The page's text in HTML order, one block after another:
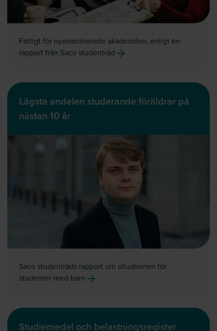
Fattigt för nyexaminerade akademiker, enligt en
rapport från Saco studentråd
Lägsta andelen studerande föräldrar på
nästan 10 år
Saco studentråds rapport om situationen för
studenter med barn
Studiemedel och belastningsregister